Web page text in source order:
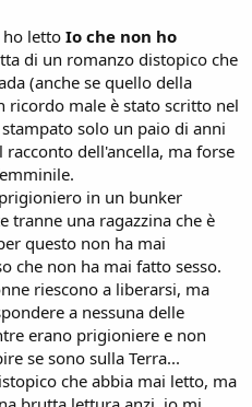
ho letto Io che non ho
di un romanzo distopico che
(anche se quello della
ricordo male è stato scritto nel
solo un paio di anni
dell'ancella, ma forse
in un bunker
tranne una ragazzina che è
questo non ha mai
che non ha mai fatto sesso.
riescono a liberarsi, ma
a nessuna delle
erano prigioniere e non
se sono sulla Terra...
che abbia mai letto, ma